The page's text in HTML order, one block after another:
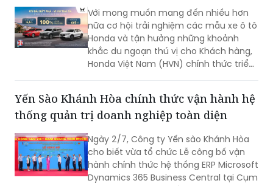
Honda và tận hưởng những khoảnh
khắc du ngoạn thú vị cho Khách hàng,
Honda Việt Nam (HVN) chính thức triển
khai các chương trình hấp dẫn tới
khách hàng.
Yến Sào Khánh Hòa chính thức vận hành hệ
Ngày 2/7, Công ty Yến sào Khánh Hòa
cho biết vừa tổ chức Lễ công bố vận
hành chính thức hệ thống ERP Microsoft
Dynamics 365 Business Central tại Cụm
Công nghiệp Sông Cầu.